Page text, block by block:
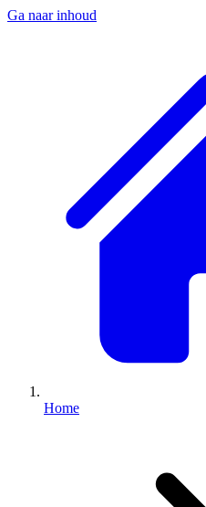
Ga naar inhoud
Home